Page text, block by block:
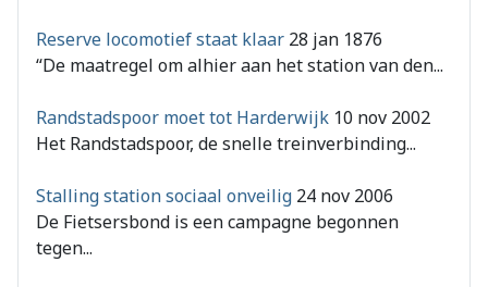
Reserve locomotief staat klaar 28 jan 1876
“De maatregel om alhier aan het station van den...
Randstadspoor moet tot Harderwijk 10 nov 2002
Het Randstadspoor, de snelle treinverbinding...
Stalling station sociaal onveilig 24 nov 2006
De Fietsersbond is een campagne begonnen
tegen...